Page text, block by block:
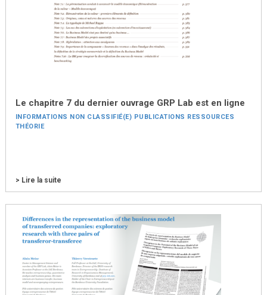
Le chapitre 7 du dernier ouvrage GRP Lab est en ligne
INFORMATIONS NON CLASSIFIÉ(E) PUBLICATIONS RESSOURCES
THÉORIE
> Lire la suite